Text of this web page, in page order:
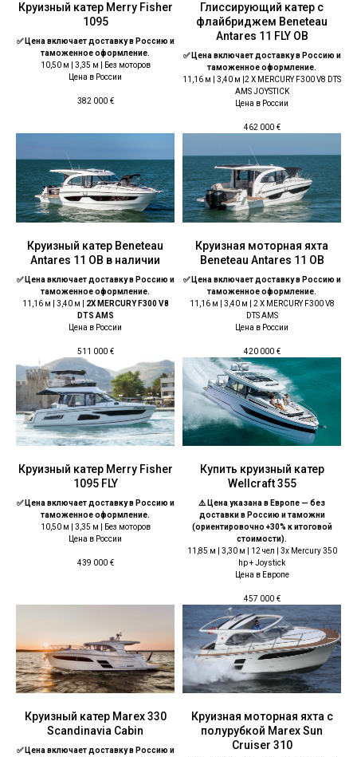
Круизный катер Merry Fisher
1095
✅ Цена включает доставку в Россию и
таможенное оформление.
10,50 м | 3,35 м | Без моторов
Цена в России
382 000 €
Глиссирующий катер с
флайбриджем Beneteau
Antares 11 FLY OB
✅ Цена включает доставку в Россию и
таможенное оформление.
11,16 м | 3,40 м |2 X MERCURY F300 V8 DTS
AMS JOYSTICK
Цена в России
462 000 €
Круизный катер Beneteau
Antares 11 OB в наличии
✅ Цена включает доставку в Россию и
таможенное оформление.
11,16 м | 3,40 м |
2X MERCURY F300 V8
DTS AMS
Цена в России
511 000 €
Круизная моторная яхта
Beneteau Antares 11 OB
✅ Цена включает доставку в Россию и
таможенное оформление.
11,16 м | 3,40 м | 2 X MERCURY F300 V8
DTS AMS
Цена в России
420 000 €
Круизный катер Merry Fisher
1095 FLY
✅ Цена включает доставку в Россию и
таможенное оформление.
10,50 м | 3,35 м | Без моторов
Цена в России
439 000 €
Купить круизный катер
Wellcraft 355
⚠️ Цена указана в Европе — без
доставки в Россию и таможни
(ориентировочно +30% к итоговой
стоимости).
11,85 м | 3,30 м | 12 чел | 3x Mercury 350
hp + Joystick
Цена в Европе
457 000 €
Круизный катер Marex 330
Scandinavia Cabin
✅ Цена включает доставку в Россию и
Круизная моторная яхта с
полурубкой Marex Sun
Cruiser 310